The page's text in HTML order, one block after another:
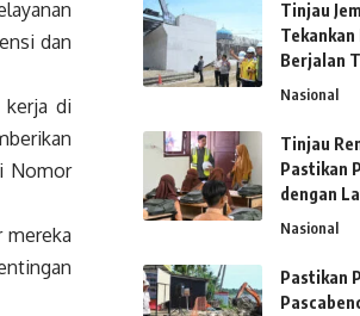
dan
kerja di
Nomor
mereka
Tinjau
Berjalan
Nasional
Tinjau
Pastikan
dengan
Nasional
Pastikan